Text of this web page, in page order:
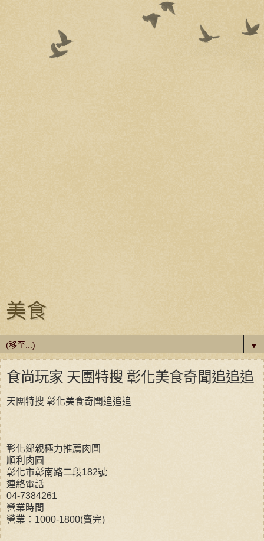
美食
▼
食尚玩家 天團特搜 彰化美食奇聞追追追
天團特搜 彰化美食奇聞追追追
彰化鄉親極力推薦肉圓
順利肉圓
彰化市彰南路二段182號
連絡電話
04-7384261
營業時間
營業：1000-1800(賣完)